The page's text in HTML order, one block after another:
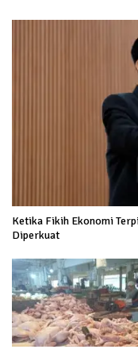
Ketika Fikih Ekonomi
Diperkuat